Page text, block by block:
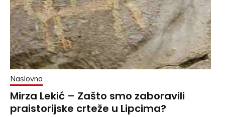
Naslovna
Mirza Lekić – Zašto smo zaboravili
praistorijske crteže u Lipcima?